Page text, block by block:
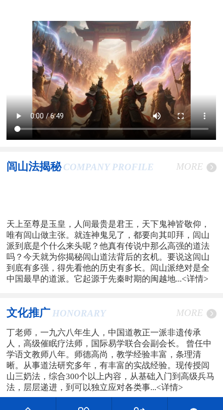
闾山法揭秘 COMPANY PROFILE MORE
天上至尊是玉皇，人间最贵是君王，天下鬼神皆敬仰，
唯有闾山做主张。就连神鬼见了，都要向其叩拜，闾山
派到底是个什么来头呢？他真有传说中那么高强的道法
吗？今天就为你揭秘闾山道法背后的玄机。要说这闾山
到底有多强，得先看他的历史有多长。闾山派绝对是全
中国最早的道派。它起源于先秦时期的闽越地...<详情>
文化推广 HONORARY MORE
丁老师，一九六八年生人，中国道教正一派非遗传承
人，高级催眠疗法师，国际易学联合会副会长。 曾任中
学语文教师八年。师德高尚，教学经验丰富，条理清
晰。从事道法研究多年，有丰富的实战经验。现传授闾
山三奶法，综合300个以上内容，从基础入门到高级兵马
法，层层递进，到可以独立应对各类事...<详情>